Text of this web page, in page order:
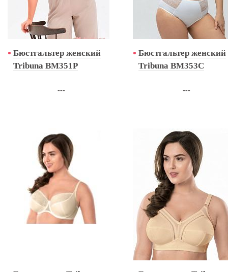
Бюстгальтер женский
Tribuna BM351P
---
Бюстгальтер женский
Tribuna BM353C
---